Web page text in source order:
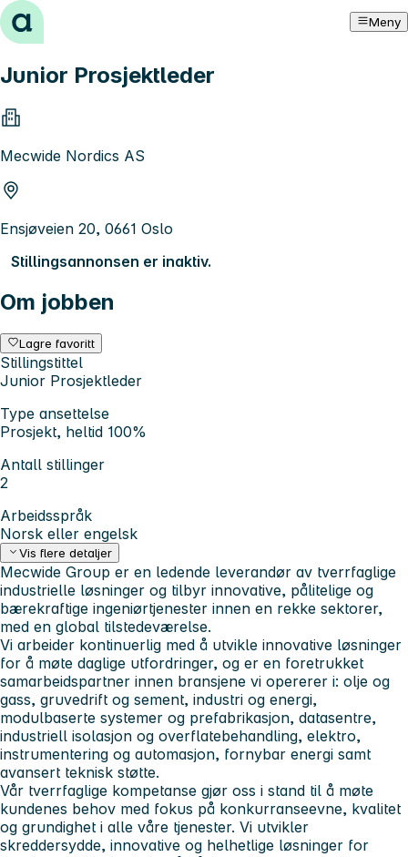
Hopp til innhold Meny
Junior Prosjektleder
Mecwide Nordics AS
Ensjøveien 20, 0661 Oslo
Stillingsannonsen er inaktiv.
Om jobben
Lagre favoritt
Stillingstittel
Junior Prosjektleder
Type ansettelse
Prosjekt, heltid 100%
Antall stillinger
2
Arbeidsspråk
Norsk eller engelsk
Vis flere detaljer
Mecwide Group er en ledende leverandør av tverrfaglige
industrielle løsninger og tilbyr innovative, pålitelige og
bærekraftige ingeniørtjenester innen en rekke sektorer,
med en global tilstedeværelse.
Vi arbeider kontinuerlig med å utvikle innovative løsninger
for å møte daglige utfordringer, og er en foretrukket
samarbeidspartner innen bransjene vi opererer i: olje og
gass, gruvedrift og sement, industri og energi,
modulbaserte systemer og prefabrikasjon, datasentre,
industriell isolasjon og overflatebehandling, elektro,
instrumentering og automasjon, fornybar energi samt
avansert teknisk støtte.
Vår tverrfaglige kompetanse gjør oss i stand til å møte
kundenes behov med fokus på konkurranseevne, kvalitet
og grundighet i alle våre tjenester. Vi utvikler
skreddersydde, innovative og helhetlige løsninger for